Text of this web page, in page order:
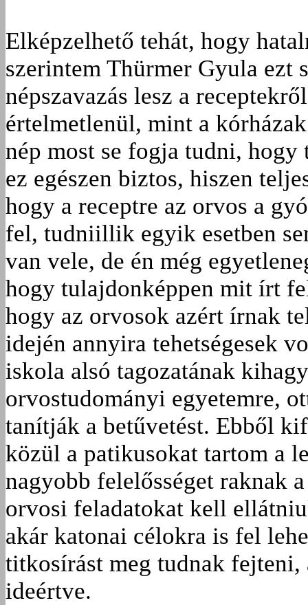
Elképzelhető tehát, hogy
szerintem Thürmer Gyula ezt
népszavazás lesz a
értelmetlenül, mint a
nép most se fogja tudni,
ez egészen biztos, hiszen
hogy a receptre az orvos a
fel, tudniillik egyik esetben
van vele, de én még
hogy tulajdonképpen mit írt
hogy az orvosok azért írnak
idején annyira tehetségesek
iskola alsó tagozatának
orvostudományi egyetemre,
tanítják a betűvetést. Ebből
közül a patikusokat tartom a
nagyobb felelősséget raknak
orvosi feladatokat kell
akár katonai célokra is fel
titkosírást meg tudnak
ideértve.